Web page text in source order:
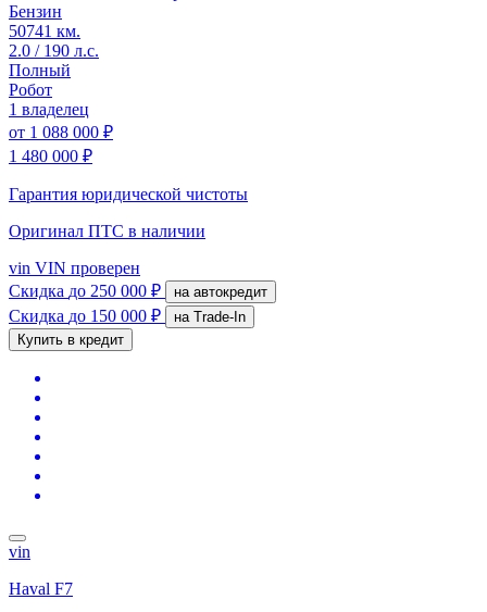
Бензин
50741 км.
2.0 / 190 л.с.
Полный
Робот
1 владелец
от 1 088 000 ₽
1 480 000 ₽
Гарантия юридической чистоты
Оригинал ПТС в наличии
vin VIN проверен
Скидка до 250 000 ₽ на автокредит
Скидка до 150 000 ₽
на Trade-In
Купить в кредит
vin
Haval F7